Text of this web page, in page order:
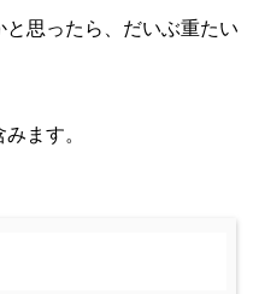
思ったら、だいぶ重たい
ます。